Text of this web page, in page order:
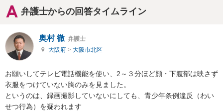
弁護士からの回答タイムライン
奥村 徹 弁護士
大阪府 > 大阪市北区
お願いしてテレビ電話機能を使い、2～３分ほど顔・下腹部は映さず
衣服をつけていない胸のみを見ました。
というのは、録画撮影していないにしても、青少年条例違反（わい
せつ行為）を疑われます